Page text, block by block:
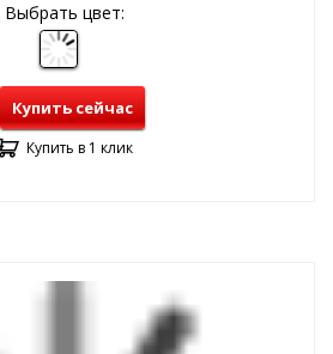
Выбрать цвет:
Купить сейчас
Купить в 1 клик